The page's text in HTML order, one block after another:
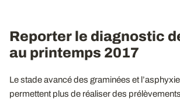
Reporter le diagnostic
au printemps 2017
Le stade avancé des graminées et
permettent plus de réaliser des